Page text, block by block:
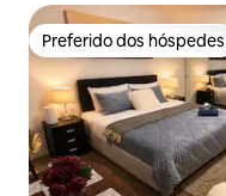
Preferido dos hóspedes
Preferido dos hóspedes